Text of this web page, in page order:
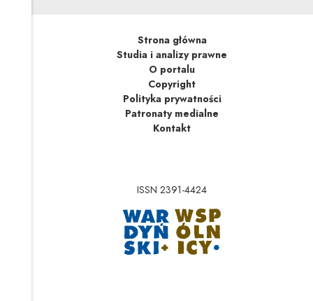
Strona główna
Studia i analizy prawne
O portalu
Copyright
Polityka prywatności
Patronaty medialne
Kontakt
ISSN 2391-4424
Uwaga, link zostanie